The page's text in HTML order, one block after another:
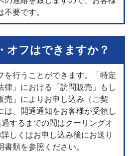
要です。
オフはできますか？
を行うことができます。「特定
律」における「訪問販売」もし
売」によりお申し込み（ご契
は、開通通知をお客様が受領し
するまでの間はクーリングオ
しくはお申し込み後にお送り
類を参照ください。